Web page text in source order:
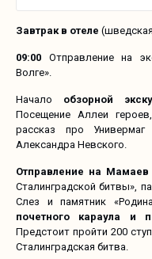
Завтрак в отеле
09:00 Отправление на
Волге».
Начало обзорной
Посещение Аллеи
рассказ про
Александра Невского.
Отправление на Мамаев
Сталинградской битвы»,
Слез и памятник
почетного караула и
Предстоит пройти 200
Сталинградская битва.